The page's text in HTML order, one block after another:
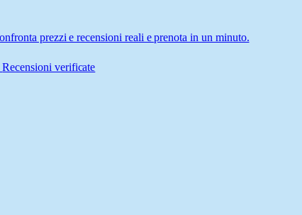
prezzi e recensioni reali e prenota in un minuto.
Recensioni verificate